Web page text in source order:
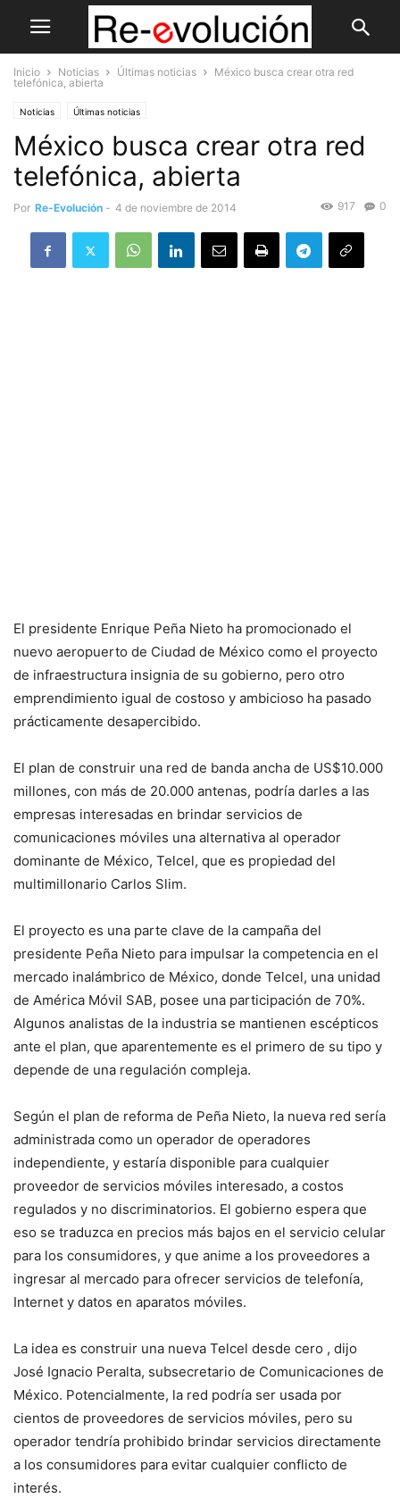
Inicio Noticias Últimas noticias
México busca crear otra red
telefónica, abierta
Noticias Últimas noticias
México busca crear otra red
telefónica, abierta
Por Re-Evolución - 4 de noviembre de 2014 0
917
El presidente Enrique Peña Nieto ha promocionado el
nuevo aeropuerto de Ciudad de México como el proyecto
de infraestructura insignia de su gobierno, pero otro
emprendimiento igual de costoso y ambicioso ha pasado
prácticamente desapercibido.
El plan de construir una red de banda ancha de US$10.000
millones, con más de 20.000 antenas, podría darles a las
empresas interesadas en brindar servicios de
comunicaciones móviles una alternativa al operador
dominante de México, Telcel, que es propiedad del
multimillonario Carlos Slim.
El proyecto es una parte clave de la campaña del
presidente Peña Nieto para impulsar la competencia en el
mercado inalámbrico de México, donde Telcel, una unidad
de América Móvil SAB, posee una participación de 70%.
Algunos analistas de la industria se mantienen escépticos
ante el plan, que aparentemente es el primero de su tipo y
depende de una regulación compleja.
Según el plan de reforma de Peña Nieto, la nueva red sería
administrada como un operador de operadores
independiente, y estaría disponible para cualquier
proveedor de servicios móviles interesado, a costos
regulados y no discriminatorios. El gobierno espera que
eso se traduzca en precios más bajos en el servicio celular
para los consumidores, y que anime a los proveedores a
ingresar al mercado para ofrecer servicios de telefonía,
Internet y datos en aparatos móviles.
La idea es construir una nueva Telcel desde cero , dijo
José Ignacio Peralta, subsecretario de Comunicaciones de
México. Potencialmente, la red podría ser usada por
cientos de proveedores de servicios móviles, pero su
operador tendría prohibido brindar servicios directamente
a los consumidores para evitar cualquier conflicto de
interés.